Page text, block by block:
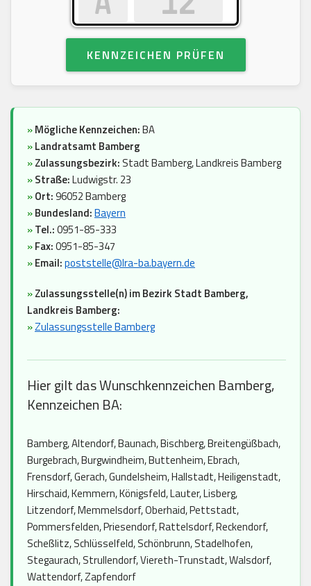
KENNZEICHEN PRÜFEN
»Mögliche Kennzeichen:BA
»Landratsamt Bamberg
»Zulassungsbezirk: Stadt Bamberg, Landkreis Bamberg
»Straße:Ludwigstr. 23
»Ort:96052 Bamberg
»Bundesland:Bayern
»Tel.:0951-85-333
»Fax:0951-85-347
»Email:poststelle@lra-ba.bayern.de
»Zulassungsstelle(n) im Bezirk Stadt Bamberg,
Landkreis Bamberg:
»Zulassungsstelle Bamberg
Hier gilt das Wunschkennzeichen Bamberg,
Kennzeichen BA:
Bamberg, Altendorf, Baunach, Bischberg, Breitengüßbach,
Burgebrach, Burgwindheim, Buttenheim, Ebrach,
Frensdorf, Gerach, Gundelsheim, Hallstadt, Heiligenstadt,
Hirschaid, Kemmern, Königsfeld, Lauter, Lisberg,
Litzendorf, Memmelsdorf, Oberhaid, Pettstadt,
Pommersfelden, Priesendorf, Rattelsdorf, Reckendorf,
Scheßlitz, Schlüsselfeld, Schönbrunn, Stadelhofen,
Stegaurach, Strullendorf, Viereth-Trunstadt, Walsdorf,
Wattendorf, Zapfendorf